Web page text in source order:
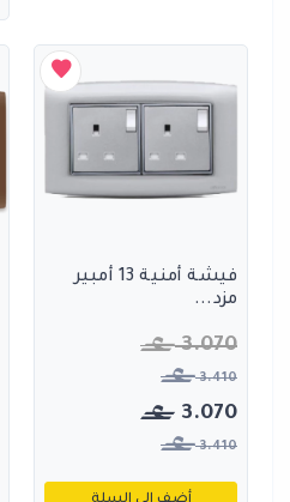
فيشة أمنية 13 أمبير
مزد...
3.070
3.410
3.070
3.410